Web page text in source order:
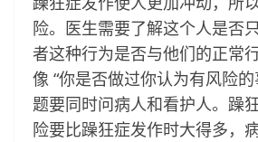
险。医生需要了解这个人是否
者这种行为是否与他们的正常
像 “你是否做过你认为有风险
题要同时问病人和看护人。躁
险要比躁狂症发作时大得多，